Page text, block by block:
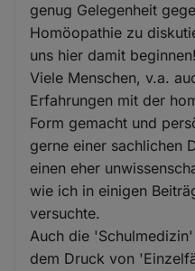
genug Gelegenheit
Homöopathie zu
uns hier damit beginnen!
Viele Menschen, v.a.
Erfahrungen mit der
Form gemacht und
gerne einer sachlichen
einen eher
wie ich in einigen
versuchte.
Auch die
dem Druck von